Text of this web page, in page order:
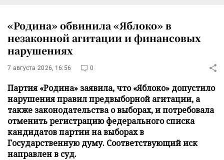
«Родина» обвинила «Яблоко» в
незаконной агитации и финансовых
нарушениях
7 августа 2026, 16:56 0
Партия «Родина» заявила, что «Яблоко» допустило
нарушения правил предвыборной агитации, а
также законодательства о выборах, и потребовала
отменить регистрацию федерального списка
кандидатов партии на выборах в
Государственную думу. Соответствующий иск
направлен в суд.